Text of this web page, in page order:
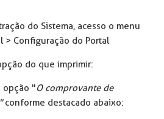
do Sistema, acesso o menu
> Configuração do Portal
do que imprimir:
opção "O comprovante de
conforme destacado abaixo: